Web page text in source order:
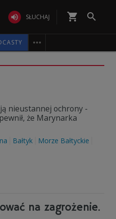
 SŁUCHAJ shopping_cart 

nieustannej ochrony -
że Marynarka
Bałtyk Morze Bałtyckie
na zagrożenie.